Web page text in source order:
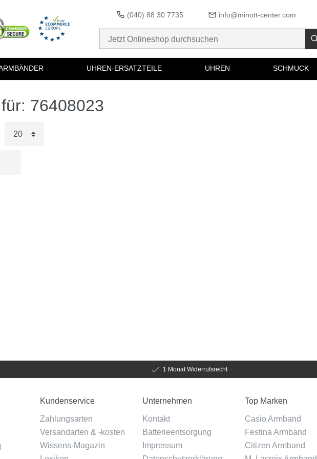
(040) 88 30 7735 info@minott-center.com
UHREN-ERSATZTEILE UHREN SCHMUCK
76408023
1 Monat Widerrufsrecht
Kundenservice
Zahlungsarten
Versandarten & -kosten
Wissens-Magazin
Unternehmen
Kontakt
Batterieentsorgung
Impressum
Top Marken
Casio Armband
Festina Armband
Citizen Armband